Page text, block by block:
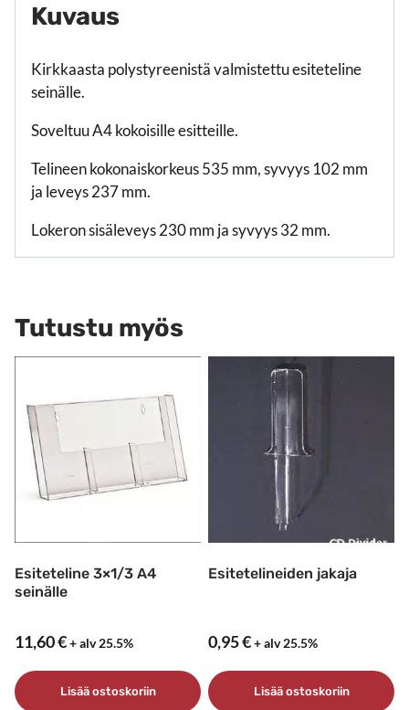
Kuvaus
Kirkkaasta polystyreenistä valmistettu esiteteline
seinälle.
Soveltuu A4 kokoisille esitteille.
Telineen kokonaiskorkeus 535 mm, syvyys 102 mm
ja leveys 237 mm.
Lokeron sisäleveys 230 mm ja syvyys 32 mm.
Tutustu myös
Esiteteline 3×1/3 A4
seinälle
11,60€+ alv 25.5%
Lisää ostoskoriin
Esitetelineiden jakaja
0,95€+ alv 25.5%
Lisää ostoskoriin